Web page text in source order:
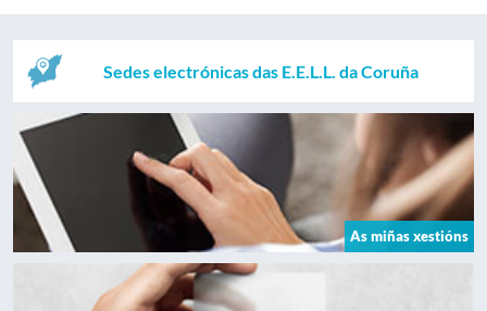
Sedes electrónicas das E.E.L.L. da Coruña
As miñas xestións